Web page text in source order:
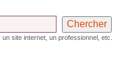
site internet, un professionnel, etc.